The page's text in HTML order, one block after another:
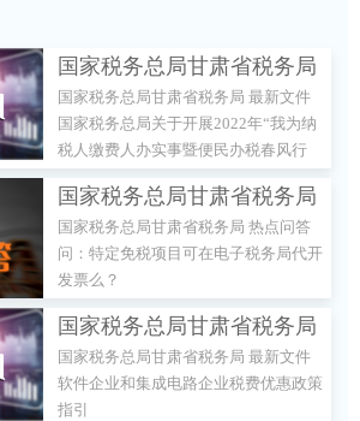
国家税务总局甘肃省税务局
最新文件 国家税务总局关于
开展2022年“我为纳税人缴
费人办实事暨便民办税春风
行动”的意见
国家税务总局甘肃省税务局 最新文件
国家税务总局关于开展2022年“我为纳
税人缴费人办实事暨便民办税春风行
动”的意见
国家税务总局甘肃省税务局
热点问答 问：特定免税项目
可在电子税务局代开发票
么？
国家税务总局甘肃省税务局 热点问答
问：特定免税项目可在电子税务局代开
发票么？
国家税务总局甘肃省税务局
最新文件 软件企业和集成电
路企业税费优惠政策指引
国家税务总局甘肃省税务局 最新文件
软件企业和集成电路企业税费优惠政策
指引